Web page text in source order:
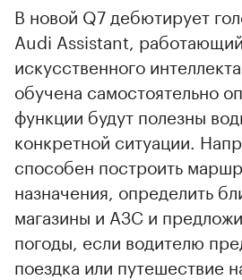
В новой Q7 дебютирует
Audi Assistant,
искусственного
обучена самостоятельно
функции будут полезны
конкретной ситуации.
способен построить
назначения, определить
магазины и АЗС и
погоды, если водителю
поездка или путешествие